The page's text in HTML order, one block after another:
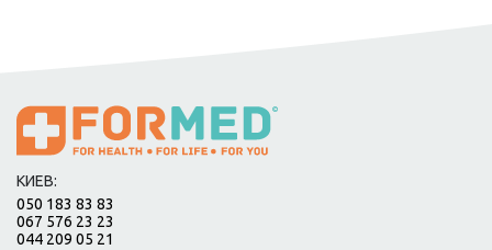
КИЕВ:
050 183 83 83
067 576 23 23
044 209 05 21